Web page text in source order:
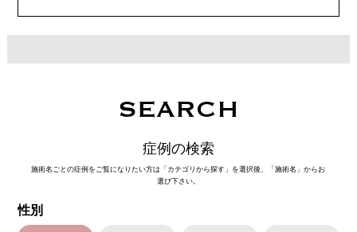
SEARCH
症例の検索
施術名ごとの症例をご覧になりたい方は「カテゴリから探す」を選択後、「施術名」からお
選び下さい。
性別